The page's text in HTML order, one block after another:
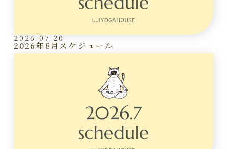
2026.07.20
2026年8月スケジュール